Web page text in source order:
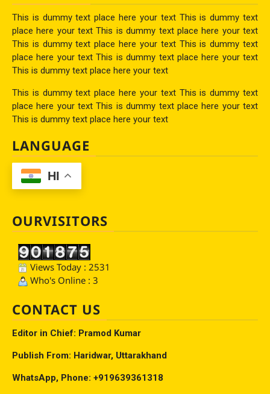
This is dummy text place here your text This is dummy text
place here your text This is dummy text place here your text
This is dummy text place here your text This is dummy text
place here your text This is dummy text place here your text
This is dummy text place here your text
This is dummy text place here your text This is dummy text
place here your text This is dummy text place here your text
This is dummy text place here your text
LANGUAGE
HI
OURVISITORS
Views Today : 2531
Who's Online : 3
CONTACT US
Editor in Chief: Pramod Kumar
Publish From: Haridwar, Uttarakhand
WhatsApp, Phone: +919639361318